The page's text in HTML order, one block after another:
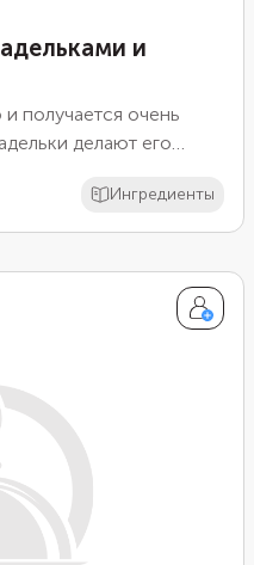
и
получается очень
делают его
съест даже
интересно и
Ингредиенты